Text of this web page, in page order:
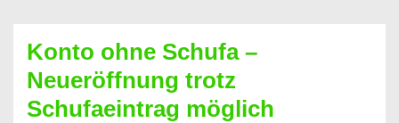
Sie
einen
Kredit
Konto ohne Schufa –
Neueröffnung trotz
Schufaeintrag möglich